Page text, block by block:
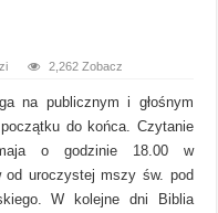
2,262 Zobacz
na publicznym i głośnym
do końca. Czytanie
o godzinie 18.00 w
od uroczystej mszy św. pod
W kolejne dni Biblia